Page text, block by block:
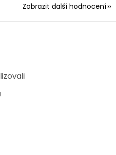
Zobrazit další hodnocení